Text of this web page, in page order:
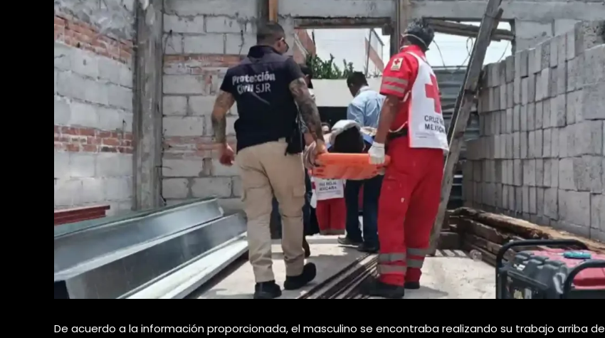
De acuerdo a la información proporcionada, el masculino se encontraba realizando su trabajo arriba de